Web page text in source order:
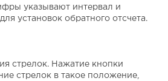
указывают интервал и
установок обратного отсчета.
стрелок. Нажатие кнопки
стрелок в такое положение,